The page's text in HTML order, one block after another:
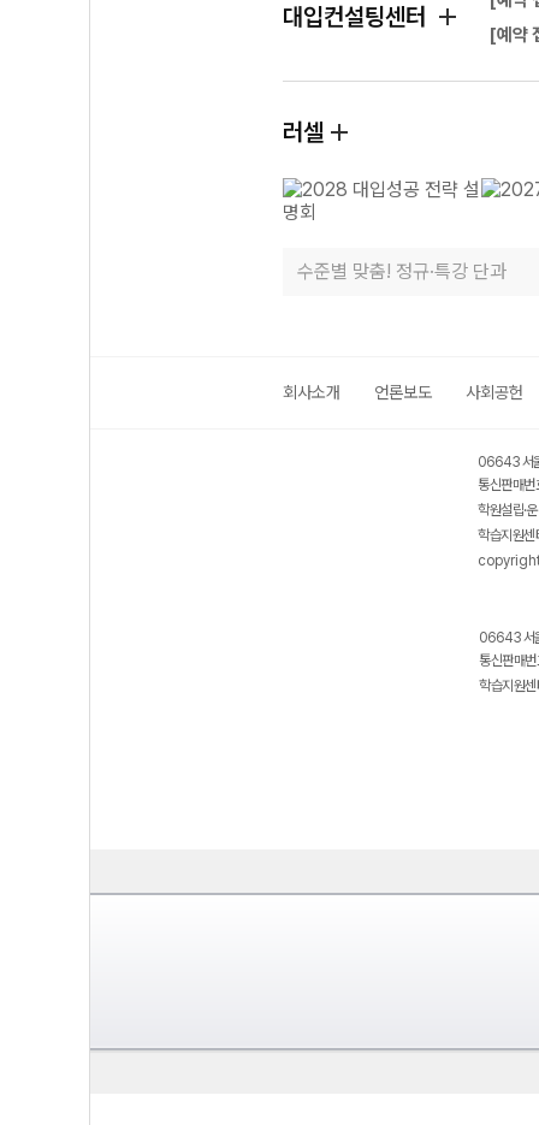
대입컨설팅센터
[예약
러셀
수준별 맞춤! 정규·특강 단과
회사소개 언론보도 사회공헌
06643 서
통신판매
학원설립·
학습지원
06643 서
통신판매
학습지원